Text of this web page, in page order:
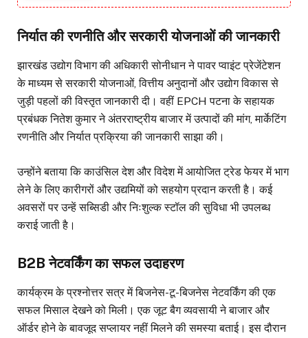
निर्यात की रणनीति और सरकारी योजनाओं की जानकारी
झारखंड उद्योग विभाग की अधिकारी सोनीधान ने पावर प्वाइंट प्रेजेंटेशन
के माध्यम से सरकारी योजनाओं, वित्तीय अनुदानों और उद्योग विकास से
जुड़ी पहलों की विस्तृत जानकारी दी। वहीं EPCH पटना के सहायक
प्रबंधक नितेश कुमार ने अंतरराष्ट्रीय बाजार में उत्पादों की मांग, मार्केटिंग
रणनीति और निर्यात प्रक्रिया की जानकारी साझा की।
उन्होंने बताया कि काउंसिल देश और विदेश में आयोजित ट्रेड फेयर में भाग
लेने के लिए कारीगरों और उद्यमियों को सहयोग प्रदान करती है। कई
अवसरों पर उन्हें सब्सिडी और निःशुल्क स्टॉल की सुविधा भी उपलब्ध
कराई जाती है।
B2B नेटवर्किंग का सफल उदाहरण
कार्यक्रम के प्रश्नोत्तर सत्र में बिजनेस-टू-बिजनेस नेटवर्किंग की एक
सफल मिसाल देखने को मिली। एक जूट बैग व्यवसायी ने बाजार और
ऑर्डर होने के बावजूद सप्लायर नहीं मिलने की समस्या बताई। इस दौरान